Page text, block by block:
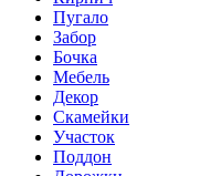
Пугало
Забор
Бочка
Мебель
Декор
Скамейки
Участок
Поддон